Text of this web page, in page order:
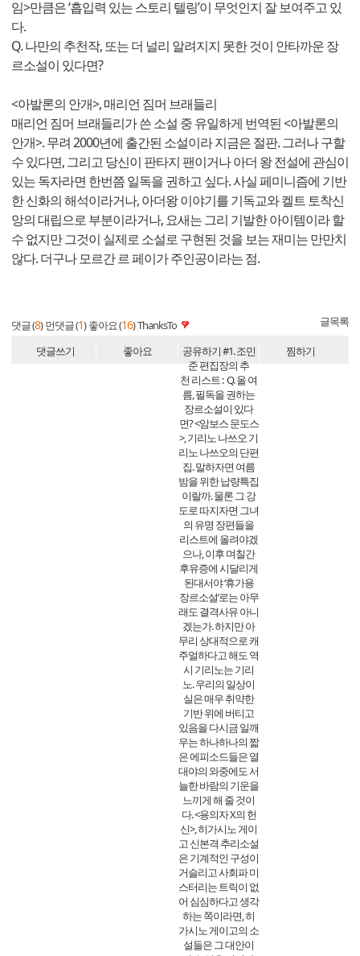
임>만큼은 ‘흡입력 있는 스토리 텔링’이 무엇인지 잘 보여주고 있
다.
Q. 나만의 추천작, 또는 더 널리 알려지지 못한 것이 안타까운 장
르소설이 있다면?
<아발론의 안개>, 매리언 짐머 브래들리
매리언 짐머 브래들리가 쓴 소설 중 유일하게 번역된 <아발론의
안개>. 무려 2000년에 출간된 소설이라 지금은 절판. 그러나 구할
수 있다면, 그리고 당신이 판타지 팬이거나 아더 왕 전설에 관심이
있는 독자라면 한번쯤 일독을 권하고 싶다. 사실 페미니즘에 기반
한 신화의 해석이라거나, 아더왕 이야기를 기독교와 켈트 토착신
앙의 대립으로 부분이라거나, 요새는 그리 기발한 아이템이라 할
수 없지만 그것이 실제로 소설로 구현된 것을 보는 재미는 만만치
않다. 더구나 모르간 르 페이가 주인공이라는 점.
댓글 (8) 먼댓글 (1) 좋아요 (16)ThanksTo 글목록
댓글쓰기 좋아요 공유하기#1. 조민
준 편집장의 추
천 리스트 : Q. 올 여
름, 필독을 권하는
장르소설이 있다
면? <암보스 문도스
>, 기리노 나쓰오 기
리노 나쓰오의 단편
집. 말하자면 여름
밤을 위한 납량특집
이랄까. 물론 그 강
도로 따지자면 그녀
의 유명 장편들을
리스트에 올려야겠
으나, 이후 며칠간
후유증에 시달리게
된대서야 ‘휴가용
장르소설’로는 아무
래도 결격사유 아니
겠는가. 하지만 아
무리 상대적으로 캐
주얼하다고 해도 역
시 기리노는 기리
노. 우리의 일상이
실은 매우 취약한
기반 위에 버티고
있음을 다시금 일깨
우는 하나하나의 짧
은 에피소드들은 열
대야의 와중에도 서
늘한 바람의 기운을
느끼게 해 줄 것이
다. <용의자 X의 헌
신>, 히가시노 게이
고 신본격 추리소설
은 기계적인 구성이
거슬리고 사회파 미
스터리는 트릭이 없
어 심심하다고 생각
하는 쪽이라면, 히
가시노 게이고의 소
설들은 그 대안이
찜하기